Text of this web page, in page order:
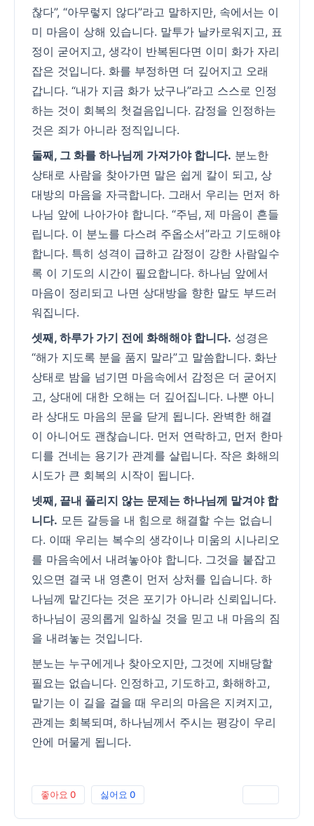
찮다”, “아무렇지 않다”라고 말하지만, 속에서는 이
미 마음이 상해 있습니다. 말투가 날카로워지고, 표
정이 굳어지고, 생각이 반복된다면 이미 화가 자리
잡은 것입니다. 화를 부정하면 더 깊어지고 오래
갑니다. “내가 지금 화가 났구나”라고 스스로 인정
하는 것이 회복의 첫걸음입니다. 감정을 인정하는
것은 죄가 아니라 정직입니다.
둘째, 그 화를 하나님께 가져가야 합니다. 분노한
상태로 사람을 찾아가면 말은 쉽게 칼이 되고, 상
대방의 마음을 자극합니다. 그래서 우리는 먼저 하
나님 앞에 나아가야 합니다. “주님, 제 마음이 흔들
립니다. 이 분노를 다스려 주옵소서”라고 기도해야
합니다. 특히 성격이 급하고 감정이 강한 사람일수
록 이 기도의 시간이 필요합니다. 하나님 앞에서
마음이 정리되고 나면 상대방을 향한 말도 부드러
워집니다.
셋째, 하루가 가기 전에 화해해야 합니다. 성경은
“해가 지도록 분을 품지 말라”고 말씀합니다. 화난
상태로 밤을 넘기면 마음속에서 감정은 더 굳어지
고, 상대에 대한 오해는 더 깊어집니다. 나뿐 아니
라 상대도 마음의 문을 닫게 됩니다. 완벽한 해결
이 아니어도 괜찮습니다. 먼저 연락하고, 먼저 한마
디를 건네는 용기가 관계를 살립니다. 작은 화해의
시도가 큰 회복의 시작이 됩니다.
넷째, 끝내 풀리지 않는 문제는 하나님께 맡겨야 합
니다. 모든 갈등을 내 힘으로 해결할 수는 없습니
다. 이때 우리는 복수의 생각이나 미움의 시나리오
를 마음속에서 내려놓아야 합니다. 그것을 붙잡고
있으면 결국 내 영혼이 먼저 상처를 입습니다. 하
나님께 맡긴다는 것은 포기가 아니라 신뢰입니다.
하나님이 공의롭게 일하실 것을 믿고 내 마음의 짐
을 내려놓는 것입니다.
분노는 누구에게나 찾아오지만, 그것에 지배당할
필요는 없습니다. 인정하고, 기도하고, 화해하고,
맡기는 이 길을 걸을 때 우리의 마음은 지켜지고,
관계는 회복되며, 하나님께서 주시는 평강이 우리
안에 머물게 됩니다.
좋아요 0 싫어요 0